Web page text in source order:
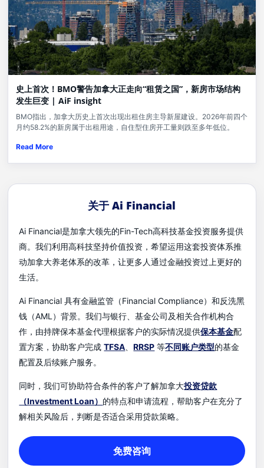
史上首次！BMO警告加拿大正走向“租赁之国”，新房市场结构
发生巨变 | AiF insight
BMO指出，加拿大历史上首次出现出租住房主导新屋建设。2026年前四个
月约58.2%的新房属于出租用途，自住型住房开工量则跌至多年低位。
Read More
关于 Ai Financial
Ai Financial是加拿大领先的Fin-Tech高科技基金投资服务提供
商。我们利用高科技坚持价值投资，希望运用这套投资体系推
动加拿大养老体系的改革，让更多人通过金融投资过上更好的
生活。
Ai Financial 具有金融监管（Financial Compliance）和反洗黑
钱（AML）背景。我们与银行、基金公司及相关合作机构合
作，由持牌保本基金代理根据客户的实际情况提供保本基金配
置方案，协助客户完成TFSA 、RRSP 等不同账户类型的基金
配置及后续账户服务。
同时，我们可协助符合条件的客户了解加拿大投资贷款
（Investment Loan） 的特点和申请流程，帮助客户在充分了
解相关风险后，判断是否适合采用贷款策略。
免费咨询